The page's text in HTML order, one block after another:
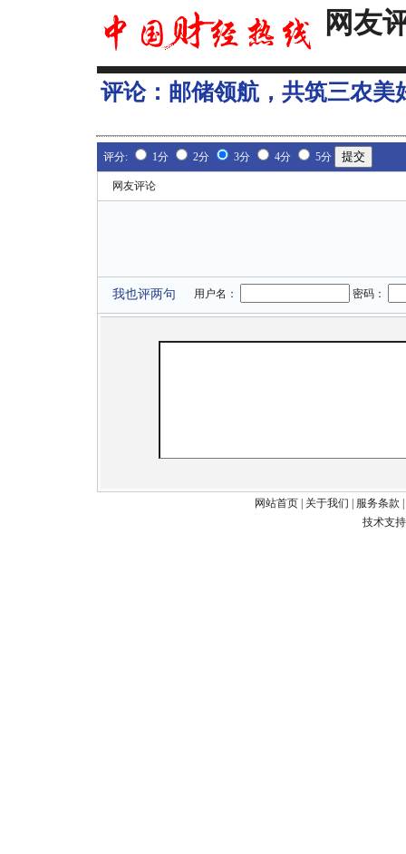
网友
评论： 邮储领航，共筑三农美
评分: 1分 2分 3分 4分 5分
网友评论
我也评两句 用户名： 密码：
网站首页 关于我们 服务条款
技术支